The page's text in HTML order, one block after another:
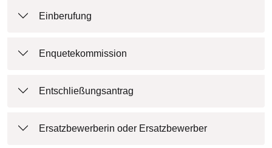
Einberufung
Enquetekommission
Entschließungsantrag
Ersatzbewerberin oder Ersatzbewerber